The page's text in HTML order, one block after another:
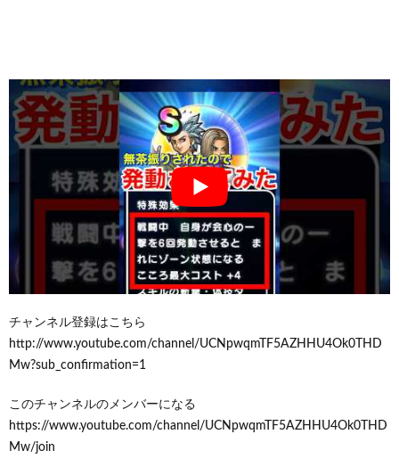
チャンネル登録はこちら
http://www.youtube.com/channel/UCNpwqmTF5AZHHU4Ok0THD
Mw?sub_confirmation=1
このチャンネルのメンバーになる
https://www.youtube.com/channel/UCNpwqmTF5AZHHU4Ok0THD
Mw/join